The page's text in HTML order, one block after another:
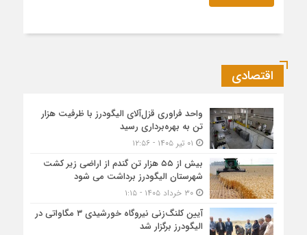
اقتصادی
واحد فراوری قزل‌آلای الیگودرز با ظرفیت هزار
تن به بهره‌برداری رسید
بیش از ۵۵ هزار تن گندم از اراضی زیر کشت
شهرستان الیگودرز برداشت می شود
۳۰ خرداد ۱۴۰۵ - ۱:۱۵
آیین کلنگ‌زنی نیروگاه خورشیدی ۳ مگاواتی در
الیگودرز برگزار شد